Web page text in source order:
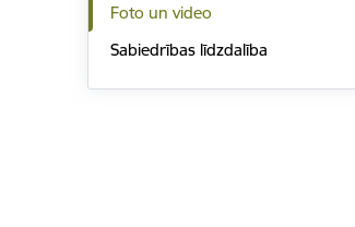
Foto un video
Sabiedrības līdzdalība